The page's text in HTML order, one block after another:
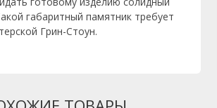
габаритный памятник требует
Грин-Стоун.